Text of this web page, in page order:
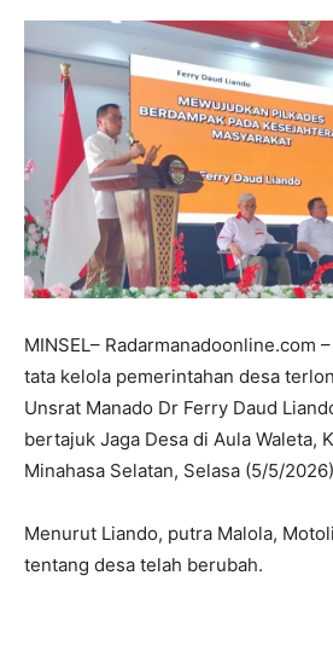
MINSEL– Radarmanadoonline.com
tata kelola pemerintahan desa
Unsrat Manado Dr Ferry Daud
bertajuk Jaga Desa di Aula Waleta,
Minahasa Selatan, Selasa (5/5/
Menurut Liando, putra Malola,
tentang desa telah berubah.